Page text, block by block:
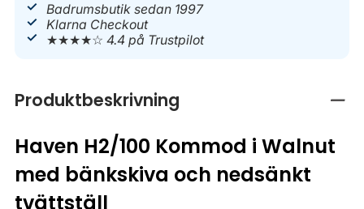
Badrumsbutik sedan 1997
Klarna Checkout
★★★★☆4.4 på Trustpilot
Produktbeskrivning
Haven H2/100 Kommod i Walnut
med bänkskiva och nedsänkt
tvättställ